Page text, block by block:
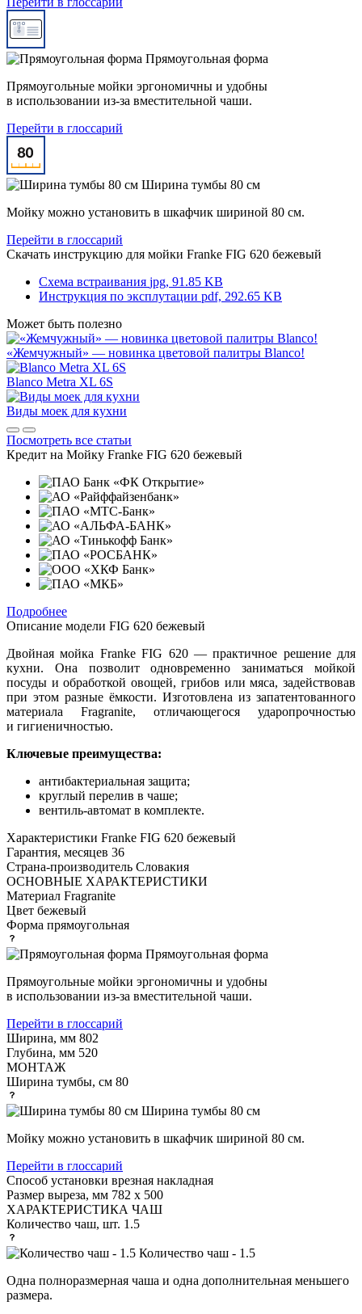
Прямоугольная форма
Прямоугольные мойки эргономичны и удобны
в использовании из-за вместительной чаши.
Перейти в глоссарий
Ширина тумбы 80 см
Мойку можно установить в шкафчик шириной 80 см.
Перейти в глоссарий
Скачать инструкцию для мойки Franke FIG 620 бежевый
Схема встраивания jpg, 91.85 KB
Инструкция по эксплутации pdf, 292.65 KB
Может быть полезно
«Жемчужный» — новинка цветовой палитры Blanco!
Blanco Metra XL 6S
Виды моек для кухни
Посмотреть все статьи
Кредит на Мойку Franke FIG 620 бежевый
Подробнее
Описание модели FIG 620 бежевый
Двойная мойка Franke FIG 620 — практичное решение для
кухни. Она позволит одновременно заниматься мойкой
посуды и обработкой овощей, грибов или мяса, задействовав
при этом разные ёмкости. Изготовлена из запатентованного
материала Fragranite, отличающегося ударопрочностью
и гигиеничностью.
Ключевые преимущества:
антибактериальная защита;
круглый перелив в чаше;
вентиль-автомат в комплекте.
Характеристики Franke FIG 620 бежевый
Гарантия, месяцев 36
Страна-производитель Словакия
ОСНОВНЫЕ ХАРАКТЕРИСТИКИ
Материал Fragranite
Цвет бежевый
Форма прямоугольная
Прямоугольная форма
Прямоугольные мойки эргономичны и удобны
в использовании из-за вместительной чаши.
Перейти в глоссарий
Ширина, мм 802
Глубина, мм 520
МОНТАЖ
Ширина тумбы, см 80
Ширина тумбы 80 см
Мойку можно установить в шкафчик шириной 80 см.
Перейти в глоссарий
Способ установки врезная накладная
Размер выреза, мм 782 х 500
ХАРАКТЕРИСТИКА ЧАШ
Количество чаш, шт. 1.5
Количество чаш - 1.5
Одна полноразмерная чаша и одна дополнительная меньшего
размера.